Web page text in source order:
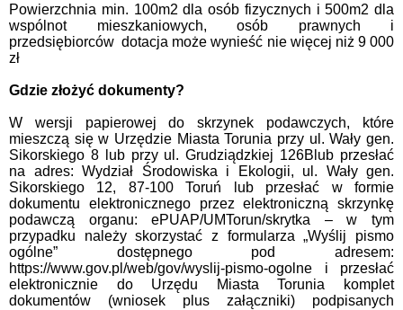
Powierzchnia min. 100m2 dla osób fizycznych i 500m2 dla
wspólnot mieszkaniowych, osób prawnych i
przedsiębiorców dotacja może wynieść nie więcej niż 9 000
zł
Gdzie złożyć dokumenty?
W wersji papierowej do skrzynek podawczych, które
mieszczą się w Urzędzie Miasta Torunia przy ul. Wały gen.
Sikorskiego 8 lub przy ul. Grudziądzkiej 126Blub przesłać
na adres: Wydział Środowiska i Ekologii, ul. Wały gen.
Sikorskiego 12, 87-100 Toruń
lub przesłać w formie
dokumentu elektronicznego przez elektroniczną skrzynkę
podawczą organu: ePUAP/UMTorun/skrytka – w tym
przypadku należy skorzystać z formularza „Wyślij pismo
ogólne” dostępnego pod adresem:
https://www.gov.pl/web/gov/wyslij-pismo-ogolne i przesłać
elektronicznie do Urzędu Miasta Torunia komplet
dokumentów (wniosek plus załączniki) podpisanych